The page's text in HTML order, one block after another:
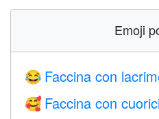
Emoji
😂 Faccina con
🥰 Faccina con